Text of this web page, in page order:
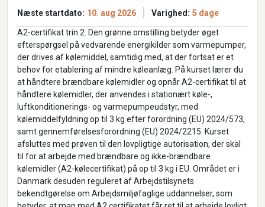
Næste startdato: 10. aug 2026 Varighed: 5 dage
A2-certifikat trin 2. Den grønne omstilling betyder øget
efterspørgsel på vedvarende energikilder som varmepumper,
der drives af kølemiddel, samtidig med, at der fortsat er et
behov for etablering af mindre køleanlæg. På kurset lærer du
at håndtere brændbare kølemidler og opnår A2-certifikat til at
håndtere kølemidler, der anvendes i stationært køle-,
luftkonditionerings- og varmepumpeudstyr, med
kølemiddelfyldning op til 3 kg efter forordning (EU) 2024/573,
samt gennemførelsesforordning (EU) 2024/2215. Kurset
afsluttes med prøven til den lovpligtige autorisation, der skal
til for at arbejde med brændbare og ikke-brændbare
kølemidler (A2-kølecertifikat) på op til 3 kg i EU. Området er i
Danmark desuden reguleret af Arbejdstilsynets
bekendtgørelse om Arbejdsmiljøfaglige uddannelser, som